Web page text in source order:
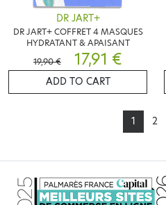
DR JART+
DR JART+ COFFRET 4 MASQUES
HYDRATANT & APAISANT
19,90 €
17,91 €
ADD TO CART
1 2